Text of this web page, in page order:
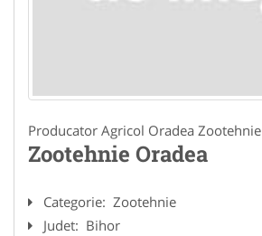
Producator Agricol Oradea
Zootehnie Oradea
Categorie: Zootehnie
Judet: Bihor